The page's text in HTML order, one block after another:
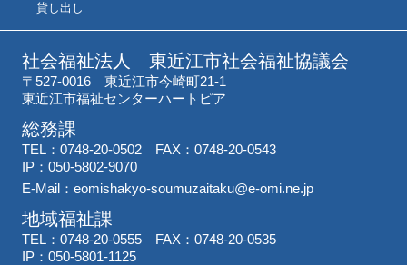
貸し出し
社会福祉法人 東近江市社会福祉協議会
〒527-0016 東近江市今崎町21-1
東近江市福祉センターハートピア
総務課
TEL：0748-20-0502 FAX：0748-20-0543
IP：050-5802-9070
E-Mail： eomishakyo-soumuzaitaku@e-omi.ne.jp
地域福祉課
TEL：0748-20-0555 FAX：0748-20-0535
IP：050-5801-1125